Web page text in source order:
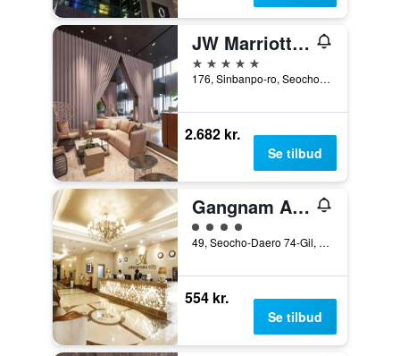
JW Marriott Hotel Seoul
5 stjerner
176, Sinbanpo-ro, Seocho-gu, Seoul, Sydkorea
2.682 kr.
Se tilbud
Gangnam Artnouveau City
Vurderet til klasse 4
49, Seocho-Daero 74-Gil, Seocho-gu, Seoul, Sydkorea
554 kr.
Se tilbud